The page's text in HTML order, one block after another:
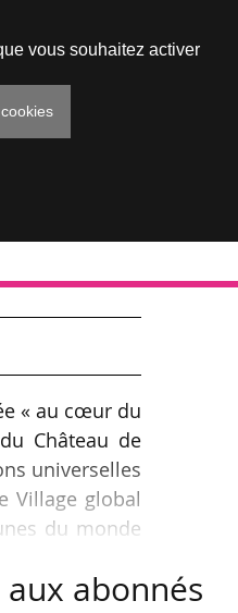
« au cœur du
Château de
universelles
Village global
du monde
abonnés
vous souhaitez activer